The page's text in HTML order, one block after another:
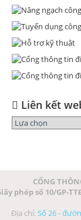
Liên kết
CỔNG
phép số 10/GP-
Địa chỉ: Số 26 -